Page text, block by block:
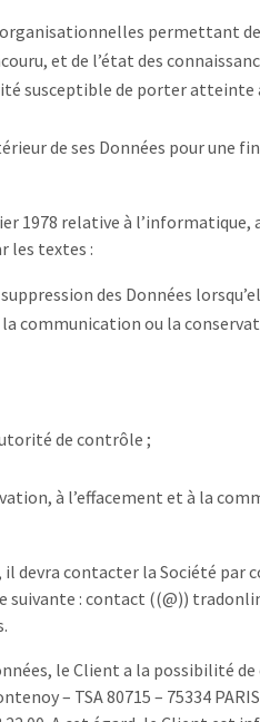
permettant
et de l’état des
susceptible de porter
de ses Données pour une
1978 relative à
les textes :
des Données
communication ou la
de contrôle ;
à l’effacement et à la
devra contacter la Société par
suivante : contact ((@))
le Client a la possibilité
– TSA 80715 – 75334 PARIS